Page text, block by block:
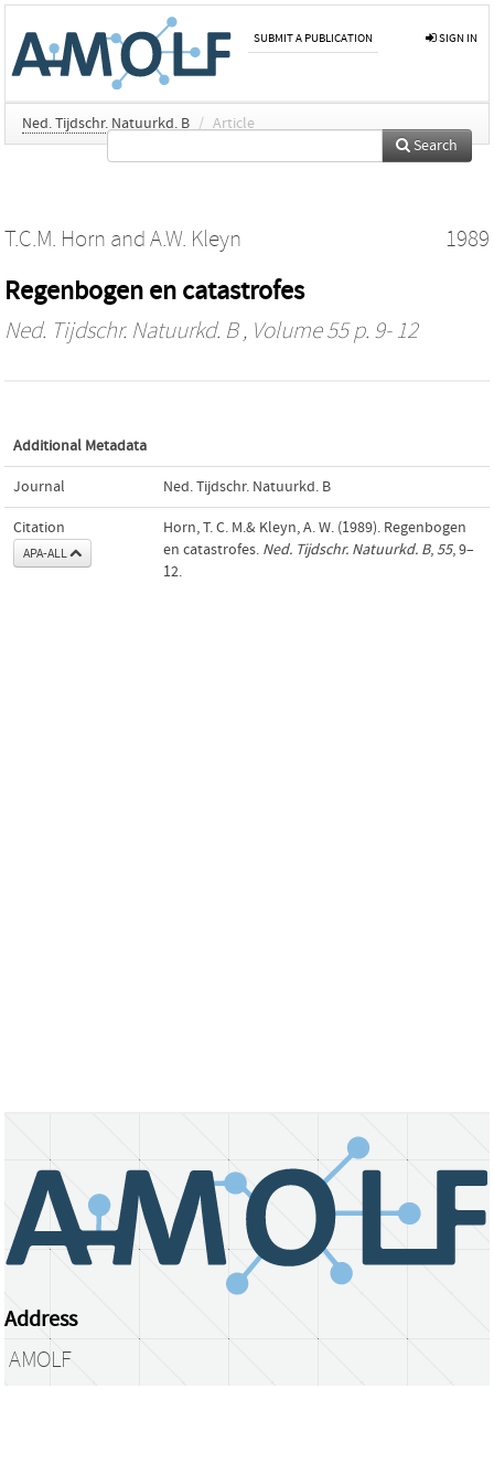
SUBMIT A PUBLICATION SIGN IN
Ned. Tijdschr. Natuurkd. B / Article
Search
T.C.M. Horn and A.W. Kleyn 1989
Regenbogen en catastrofes
Ned. Tijdschr. Natuurkd. B, Volume 55 p. 9- 12
Additional Metadata
Journal Ned. Tijdschr. Natuurkd. B
Citation
APA-ALL
Horn, T. C. M.& Kleyn, A. W. (1989). Regenbogen
en catastrofes. Ned. Tijdschr. Natuurkd. B, 55, 9–
12.
Address
AMOLF